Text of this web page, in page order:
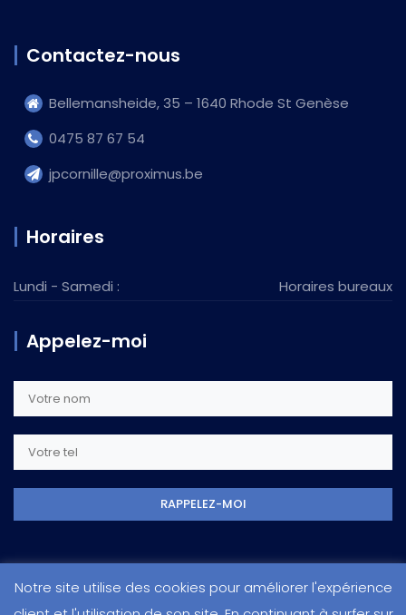
Contactez-nous
Bellemansheide, 35 – 1640 Rhode St Genèse
0475 87 67 54
jpcornille@proximus.be
Horaires
Lundi - Samedi : Horaires bureaux
Appelez-moi
En navigant sur ce site, vous acceptez notre politique de
Notre site utilise des cookies pour améliorer l'expérience